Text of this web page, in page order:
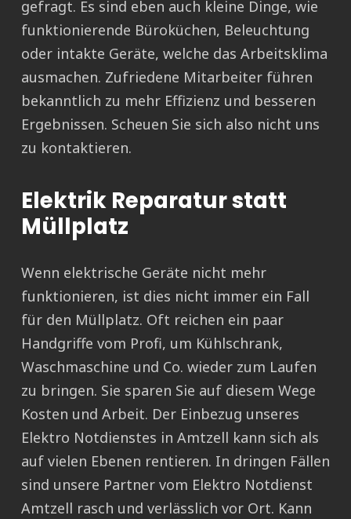
gefragt. Es sind eben auch kleine Dinge, wie
funktionierende Büroküchen, Beleuchtung
oder intakte Geräte, welche das Arbeitsklima
ausmachen. Zufriedene Mitarbeiter führen
bekanntlich zu mehr Effizienz und besseren
Ergebnissen. Scheuen Sie sich also nicht uns
zu kontaktieren.
Elektrik Reparatur statt
Müllplatz
Wenn elektrische Geräte nicht mehr
funktionieren, ist dies nicht immer ein Fall
für den Müllplatz. Oft reichen ein paar
Handgriffe vom Profi, um Kühlschrank,
Waschmaschine und Co. wieder zum Laufen
zu bringen. Sie sparen Sie auf diesem Wege
Kosten und Arbeit. Der Einbezug unseres
Elektro Notdienstes in Amtzell kann sich als
auf vielen Ebenen rentieren. In dringen Fällen
sind unsere Partner vom Elektro Notdienst
Amtzell rasch und verlässlich vor Ort. Kann